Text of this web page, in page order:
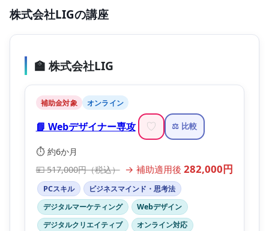
株式会社LIGの講座
🏫 株式会社LIG
補助金対象 オンライン
📘 Webデザイナー専攻 ♡ ⚖️ 比較
⏱️ 約6か月
💴 517,000円（税込） → 補助適用後 282,000円
PCスキル
ビジネスマインド・思考法
デジタルマーケティング
Webデザイン
デジタルクリエイティブ
オンライン対応